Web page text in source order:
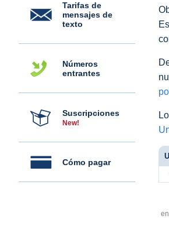
Tarifas de
mensajes de
texto
Números
entrantes
Suscripciones
New!
Cómo pagar